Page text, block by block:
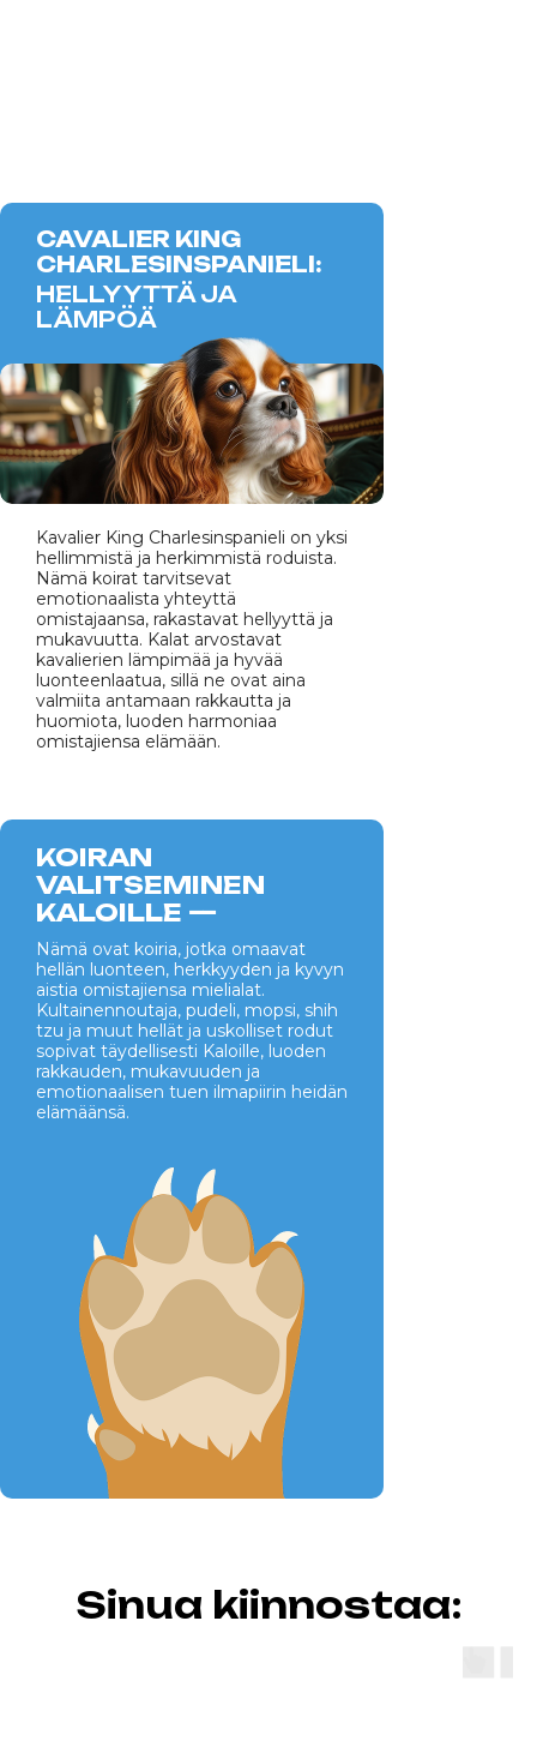
CAVALIER KING
CHARLESINSPANIELI:
HELLYYTTÄ JA
LÄMPÖÄ
Kavalier King Charlesinspanieli on yksi
hellimmistä ja herkimmistä roduista.
Nämä koirat tarvitsevat
emotionaalista yhteyttä
omistajaansa, rakastavat hellyyttä ja
mukavuutta. Kalat arvostavat
kavalierien lämpimää ja hyvää
luonteenlaatua, sillä ne ovat aina
valmiita antamaan rakkautta ja
huomiota, luoden harmoniaa
omistajiensa elämään.
KOIRAN
VALITSEMINEN
KALOILLE —
Nämä ovat koiria, jotka omaavat
hellän luonteen, herkkyyden ja kyvyn
aistia omistajiensa mielialat.
Kultainennoutaja, pudeli, mopsi, shih
tzu ja muut hellät ja uskolliset rodut
sopivat täydellisesti Kaloille, luoden
rakkauden, mukavuuden ja
emotionaalisen tuen ilmapiirin heidän
elämäänsä.
Sinua kiinnostaa: